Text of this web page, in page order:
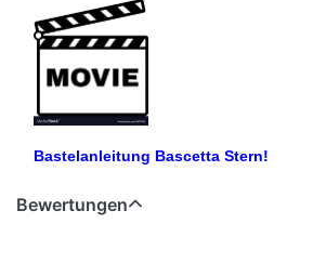
Bastelanleitung Bascetta Stern!
Bewertungen